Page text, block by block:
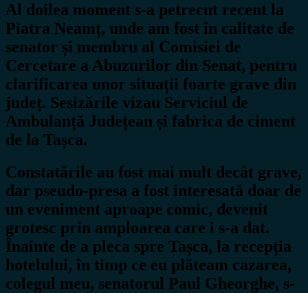
Al doilea moment s-a petrecut recent la
Piatra Neamț, unde am fost în calitate de
senator și membru al Comisiei de
Cercetare a Abuzurilor din Senat, pentru
clarificarea unor situații foarte grave din
județ. Sesizările vizau Serviciul de
Ambulanță Județean și fabrica de ciment
de la Tașca.
Constatările au fost mai mult decât grave,
dar pseudo-presa a fost interesată doar de
un eveniment aproape comic, devenit
grotesc prin amploarea care i s-a dat.
Înainte de a pleca spre Tașca, la recepția
hotelului, în timp ce eu plăteam cazarea,
colegul meu, senatorul Paul Gheorghe, s-